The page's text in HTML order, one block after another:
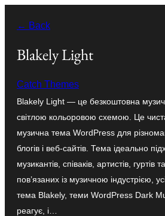
вмісту
← Back
Blakely Light
Catch Themes
Blakely Light — це безкоштовна
світлою кольоровою схемою. Це
музична тема WordPress для
блогів і веб-сайтів. Тема ідеально
музикантів, співаків, артистів, гуртів
пов’язаних із музичною індустрією,
тема Blakely, теми WordPress Dark
реагує, і…